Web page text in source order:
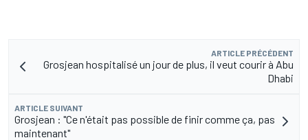
ARTICLE PRÉCÉDENT
Grosjean hospitalisé un jour de plus, il veut courir à Abu
Dhabi
ARTICLE SUIVANT
Grosjean : "Ce n'était pas possible de finir comme ça, pas
maintenant"